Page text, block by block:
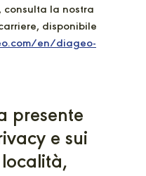
consulta la nostra
disponibile
en/diageo-
presente
e sui